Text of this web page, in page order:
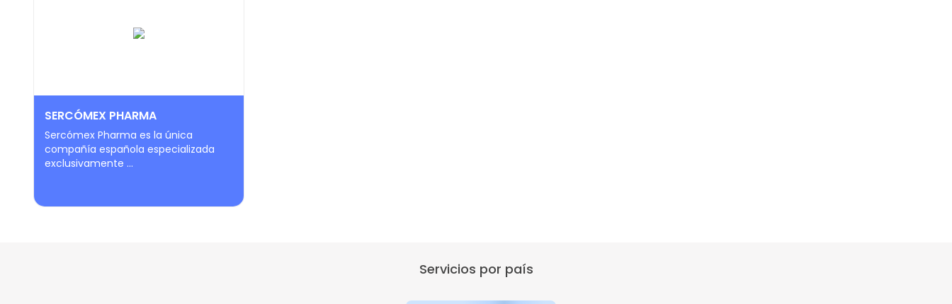
SERCÓMEX PHARMA
Sercómex Pharma es la única
compañía española especializada
exclusivamente ...
Servicios por país